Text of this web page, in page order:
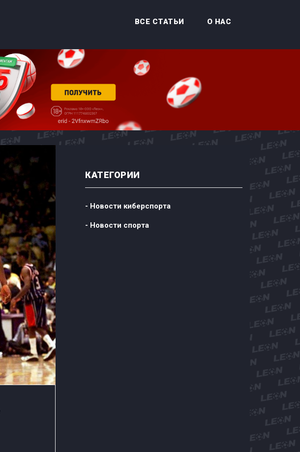
ВСЕ СТАТЬИ О НАС
КАТЕГОРИИ
- Новости киберспорта
- Новости спорта